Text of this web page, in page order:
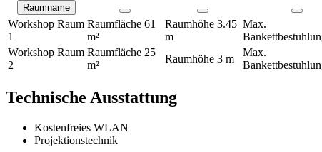
Räume
Raumname
Workshop Raum
1
Raumfläche 61
m²
Raumhöhe 3.45
m
Max.
Workshop Raum
2
Raumfläche 25
m²
Raumhöhe 3 m
Max.
Technische Ausstattung
Kostenfreies WLAN
Projektionstechnik